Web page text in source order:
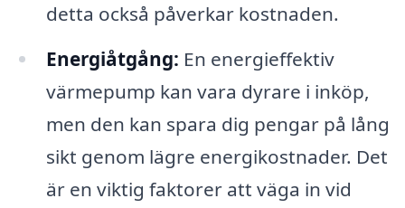
detta också påverkar kostnaden.
Energiåtgång: En energieffektiv
värmepump kan vara dyrare i inköp,
men den kan spara dig pengar på lång
sikt genom lägre energikostnader. Det
är en viktig faktorer att väga in vid